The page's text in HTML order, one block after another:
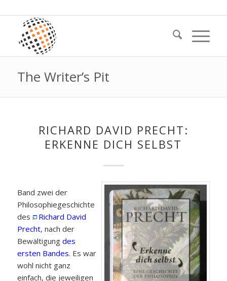
The Writer’s Pit
RICHARD DAVID PRECHT:
ERKENNE DICH SELBST
Band zwei der
Philosophiegeschichte
des
Richard David
Precht, nach der
Bewältigung des
ersten Bandes. Es war
wohl nicht ganz
einfach, die jeweiligen